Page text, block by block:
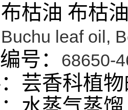
枯油 布枯
Buchu leaf oil,
号： 68650-
芸香科植